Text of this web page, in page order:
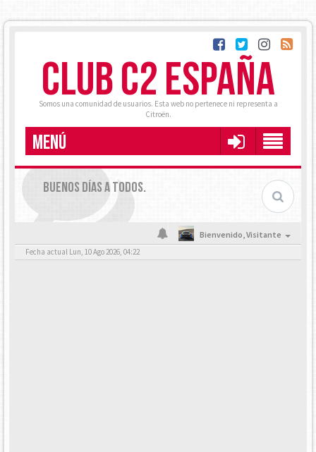
CLUB C2 ESPAÑA
Somos una comunidad de usuarios. Esta web no pertenece ni representa a
Citroën.
MENÚ
BUENOS DÍAS A TODOS.
Bienvenido,Visitante
Fecha actual Lun, 10 Ago 2026, 04:22